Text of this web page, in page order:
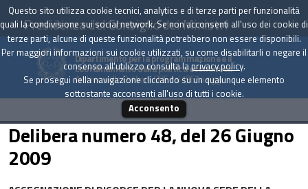
Presidenza del Consiglio dei Ministri
Dipartimento per la programmazione e il
coordinamento della politica economica
Archivio delle Delibere CIPE dal 1967 a oggi
Delibera numero 48, del 26 Giugno
2009
Questo sito utilizza cookie tecnici, analytics e di terze parti per funzionalità
quali la condivisione sui social network. Se non acconsenti all'uso dei cookie di
terze parti, alcune di queste funzionalità potrebbero non essere disponibili.
Per maggiori informazioni sui cookie utilizzati, su come disabilitarli o negare il
consenso all'utilizzo consulta laprivacy policy.
Se prosegui nella navigazione cliccando su un qualunque elemento
sottostante acconsenti all'uso di tutti i cookie.
Acconsento